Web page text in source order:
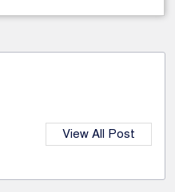
View All Post